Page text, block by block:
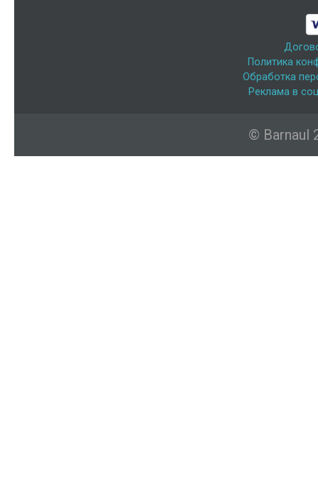
Политика
Обработка
Реклама в
© Barnaul